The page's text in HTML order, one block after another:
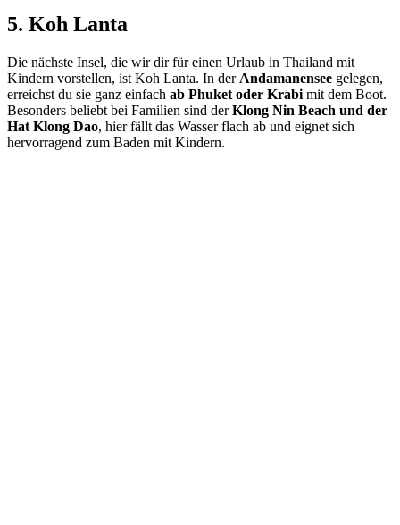
5. Koh Lanta
Die nächste Insel, die wir dir für einen Urlaub in Thailand mit
Kindern vorstellen, ist Koh Lanta. In der Andamanensee gelegen,
erreichst du sie ganz einfach ab Phuket oder Krabi mit dem Boot.
Besonders beliebt bei Familien sind derKlong Nin Beach und der
Hat Klong Dao, hier fällt das Wasser flach ab und eignet sich
hervorragend zum Baden mit Kindern.